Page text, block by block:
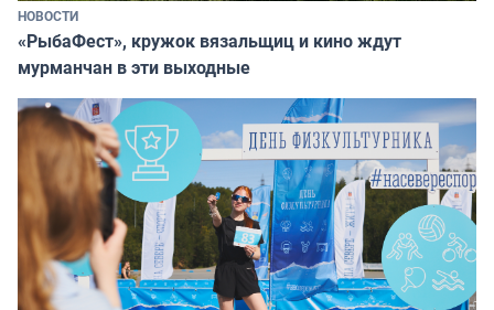
НОВОСТИ
«РыбаФест», кружок вязальщиц и кино ждут
мурманчан в эти выходные